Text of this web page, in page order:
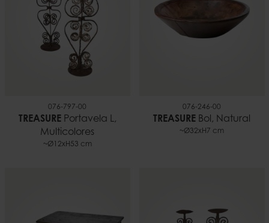
076-797-00
TREASUREPortavela L,
Multicolores
~Ø12xH53 cm
076-246-00
TREASURE Bol, Natural
~Ø32xH7 cm